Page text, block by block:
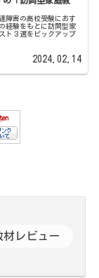
障害の高校受験におす
経験をもとに訪問型家
ト３選をピックアップ
2024.02.14
材レビュー